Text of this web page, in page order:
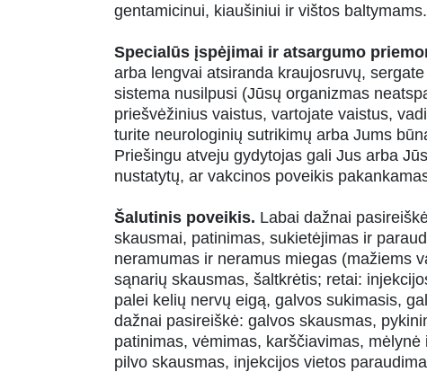
gentamicinui, kiaušiniui ir vištos
Specialūs įspėjimai ir atsargumo
arba lengvai atsiranda kraujosruvų,
sistema nusilpusi (Jūsų organizmas
priešvėžinius vaistus, vartojate vaistus,
turite neurologinių sutrikimų arba Jums
Priešingu atveju gydytojas gali Jus arba
nustatytų, ar vakcinos poveikis
Šalutinis poveikis. Labai dažnai
skausmai, patinimas, sukietėjimas ir
neramumas ir neramus miegas (mažiems
sąnarių skausmas, šaltkrėtis; retai:
palei kelių nervų eigą, galvos sukimasis,
dažnai pasireiškė: galvos skausmas,
patinimas, vėmimas, karščiavimas,
pilvo skausmas, injekcijos vietos